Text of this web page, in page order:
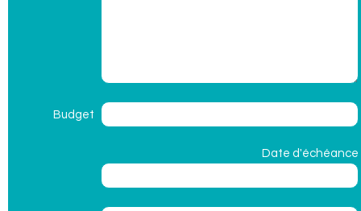
Budget
Date d'échéance